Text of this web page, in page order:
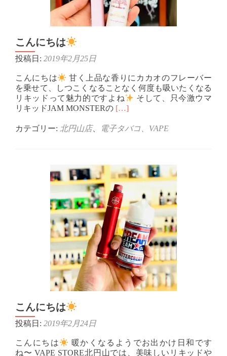
こんにちは
投稿日: 2019年2月25日
こんにちは
甘く上品な香りにカカオのフレーバー
を乗せて、しつこくなることなく何度も吸いたくなる
リキッドって魅力的ですよね
そして、只今激ウマ
リキッドJAM MONSTERの Read
about
ち
は
[…]
カテゴリー: 北円山店、 電子タバコ、VAPE
こんにちは
投稿日: 2019年2月24日
こんにちは
暖かくなるようでお出かけ日和です
ね〜 VAPE STORE北円山では、美味しいリキッドや